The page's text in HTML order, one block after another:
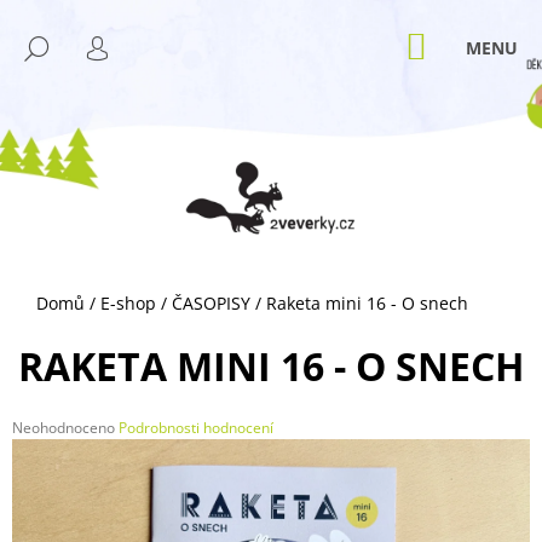
obsah HLEDAT
PŘIHLÁŠENÍ
NÁKUPNÍ
KOŠÍK
Domů / E-shop / ČASOPISY / Raketa mini 16 - O snech
RAKETA MINI 16 - O SNECH
Průměrné
hodnocení
produktu
Neohodnoceno Podrobnosti hodnocení
K
ZPĚT
ZPĚT
C
O
Ř
E
B
U
J
E